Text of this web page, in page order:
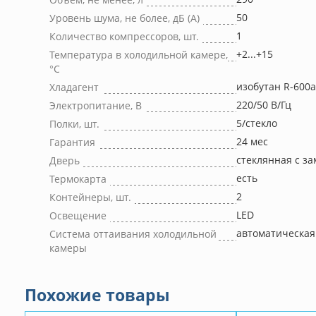
Уровень шума, не более, дБ (А)
50
Количество компрессоров, шт.
1
Температура в холодильной камере,
°С
+2...+15
Хладагент
изобутан R-600a
Электропитание, В
220/50 В/Гц
Полки, шт.
5/стекло
Гарантия
24 мес
Дверь
стеклянная с
Термокарта
есть
Контейнеры, шт.
2
Освещение
LED
Система оттаивания холодильной
камеры
автоматическая
Похожие товары